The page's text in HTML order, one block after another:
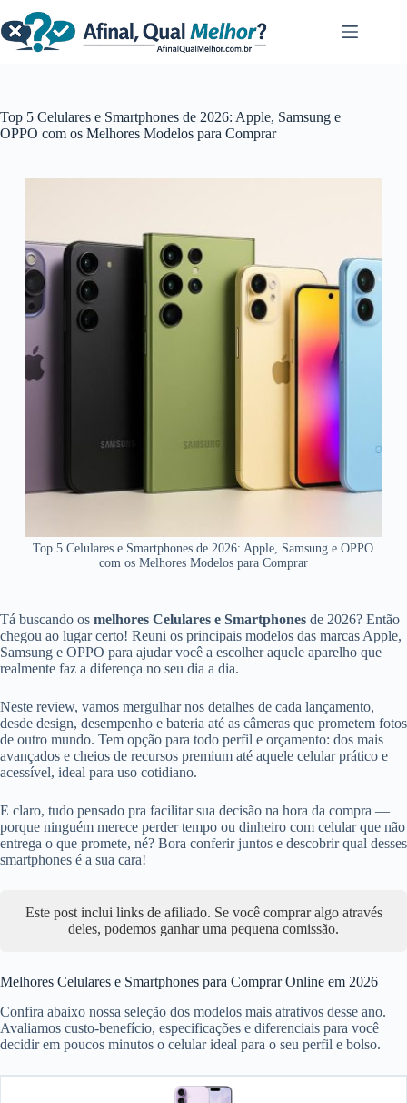
para
o
conteúdo
Top 5 Celulares e Smartphones de 2026: Apple, Samsung e
OPPO com os Melhores Modelos para Comprar
Top 5 Celulares e Smartphones de 2026: Apple, Samsung e OPPO
com os Melhores Modelos para Comprar
Tá buscando os melhores Celulares e Smartphones de 2026? Então
chegou ao lugar certo! Reuni os principais modelos das marcas Apple,
Samsung e OPPO para ajudar você a escolher aquele aparelho que
realmente faz a diferença no seu dia a dia.
Neste review, vamos mergulhar nos detalhes de cada lançamento,
desde design, desempenho e bateria até as câmeras que prometem fotos
de outro mundo. Tem opção para todo perfil e orçamento: dos mais
avançados e cheios de recursos premium até aquele celular prático e
acessível, ideal para uso cotidiano.
E claro, tudo pensado pra facilitar sua decisão na hora da compra —
porque ninguém merece perder tempo ou dinheiro com celular que não
entrega o que promete, né? Bora conferir juntos e descobrir qual desses
smartphones é a sua cara!
Este post inclui links de afiliado. Se você comprar algo através
deles, podemos ganhar uma pequena comissão.
Melhores Celulares e Smartphones para Comprar Online em 2026
Confira abaixo nossa seleção dos modelos mais atrativos desse ano.
Avaliamos custo-benefício, especificações e diferenciais para você
decidir em poucos minutos o celular ideal para o seu perfil e bolso.